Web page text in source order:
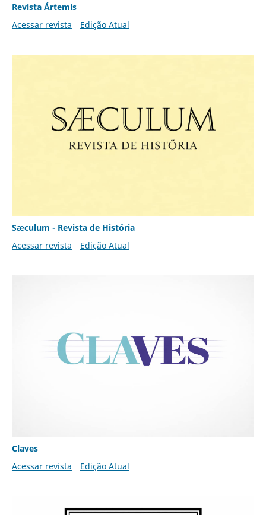
Revista Ártemis
Acessar revista
Edição Atual
Sæculum - Revista de História
Acessar revista
Edição Atual
Claves
Acessar revista
Edição Atual